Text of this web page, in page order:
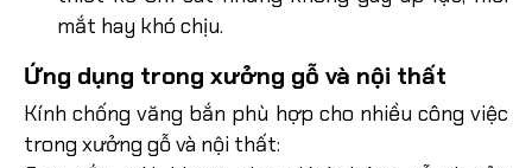
mắt hay khó chịu.
Ứng dụng trong xưởng gỗ và nội thất
Kính chống văng bắn phù hợp cho nhiều công việc
trong xưởng gỗ và nội thất: